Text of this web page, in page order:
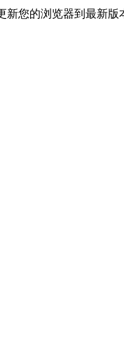
新您的浏览器到最新版